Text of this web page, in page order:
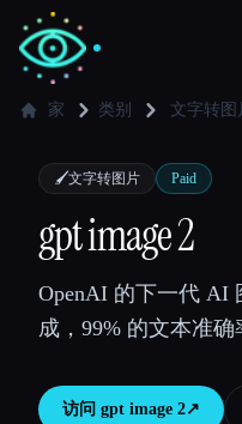
✍️写作者
💻
🎓 学生
家 类别 文字转图
🖌️文字转图片 Paid
gpt image 2
OpenAI 的下一代 AI
成，99% 的文本准确
访问 gpt image 2↗︎